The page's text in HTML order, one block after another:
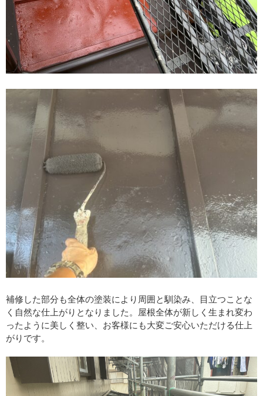
補修した部分も全体の塗装により周囲と馴染み、目立つことな
く自然な仕上がりとなりました。屋根全体が新しく生まれ変わ
ったように美しく整い、お客様にも大変ご安心いただける仕上
がりです。